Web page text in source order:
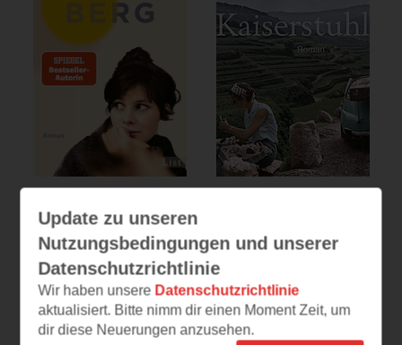
Sonnenberg
(211
Hörbuch E-Book
Print
Update zu unseren
Nutzungsbedingungen und unserer
Datenschutzrichtlinie
Wir haben unsere Datenschutzrichtlinie
aktualisiert. Bitte nimm dir einen Moment Zeit, um
dir diese Neuerungen anzusehen.